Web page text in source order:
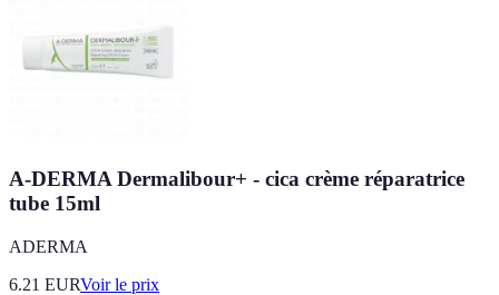
A-DERMA Dermalibour+ - cica crème réparatrice
tube 15ml
ADERMA
6.21 EURVoir le prix